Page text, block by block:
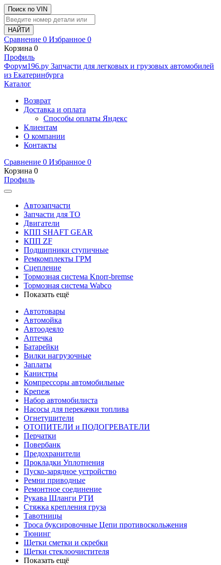
Поиск по VIN
Сравнение 0 Избранное 0
Корзина 0
Профиль
Фoрум196.ру Запчасти для легковых и грузовых автомобилей
из Екатеринбурга
Каталог
Возврат
Доставка и оплата
Способы оплаты Яндекс
Клиентам
О компании
Контакты
Сравнение 0 Избранное 0
Корзина 0
Профиль
Автозапчасти
Запчасти для ТО
Двигатели
КПП SHAFT GEAR
КПП ZF
Подшипники ступичные
Ремкомплекты ГРМ
Сцепление
Тормозная система Knorr-bremse
Тормозная система Wabco
Показать ещё
Автотовары
Автомойка
Автоодеяло
Аптечка
Батарейки
Вилки нагрузочные
Заплаты
Канистры
Компрессоры автомобильные
Крепеж
Набор автомобилиста
Насосы для перекачки топлива
Огнетушители
ОТОПИТЕЛИ и ПОДОГРЕВАТЕЛИ
Перчатки
Повербанк
Предохранители
Прокладки Уплотнения
Пуско-зарядное устройство
Ремни приводные
Ремонтное соединение
Рукава Шланги РТИ
Стяжка крепления груза
Тавотницы
Троса буксировочные Цепи противоскольжения
Тюнинг
Щетки сметки и скребки
Щетки стеклоочистителя
Показать ещё